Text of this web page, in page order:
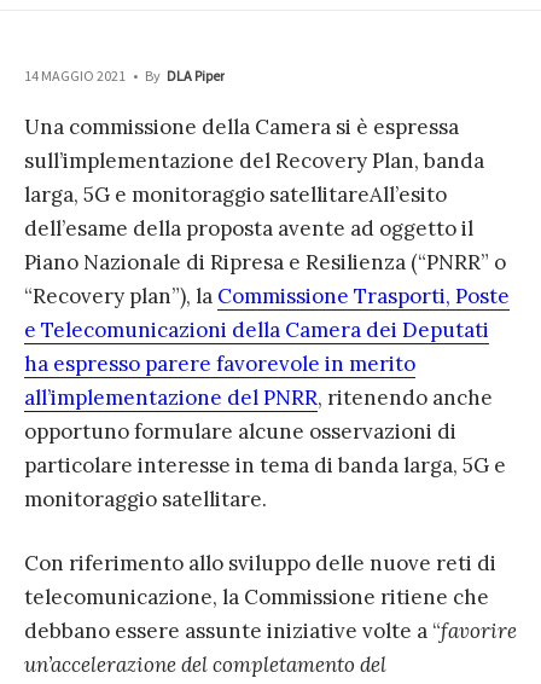
14 MAGGIO 2021 • By DLA Piper
Una commissione della Camera si è espressa
sull’implementazione del Recovery Plan, banda
larga, 5G e monitoraggio satellitareAll’esito
dell’esame della proposta avente ad oggetto il
Piano Nazionale di Ripresa e Resilienza (“PNRR” o
“Recovery plan”), la Commissione Trasporti, Poste
e Telecomunicazioni della Camera dei Deputati
ha espresso parere favorevole in merito
all’implementazione del PNRR, ritenendo anche
opportuno formulare alcune osservazioni di
particolare interesse in tema di banda larga, 5G e
monitoraggio satellitare.
Con riferimento allo sviluppo delle nuove reti di
telecomunicazione, la Commissione ritiene che
debbano essere assunte iniziative volte a “favorire
un’accelerazione del completamento del